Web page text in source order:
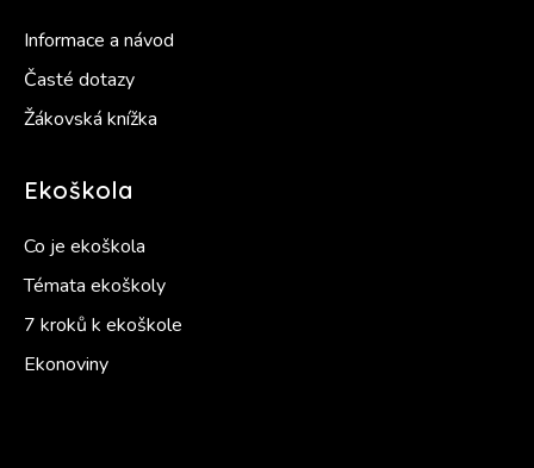
Informace a návod
Časté dotazy
Žákovská knížka
Ekoškola
Co je ekoškola
Témata ekoškoly
7 kroků k ekoškole
Ekonoviny